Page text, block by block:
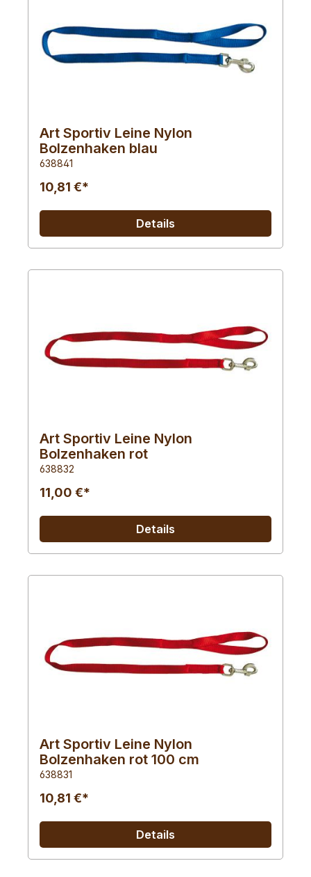
Art Sportiv Leine Nylon
Bolzenhaken blau
638841
10,81 €*
Details
Art Sportiv Leine Nylon
Bolzenhaken rot
638832
11,00 €*
Details
Art Sportiv Leine Nylon
Bolzenhaken rot 100 cm
638831
10,81 €*
Details